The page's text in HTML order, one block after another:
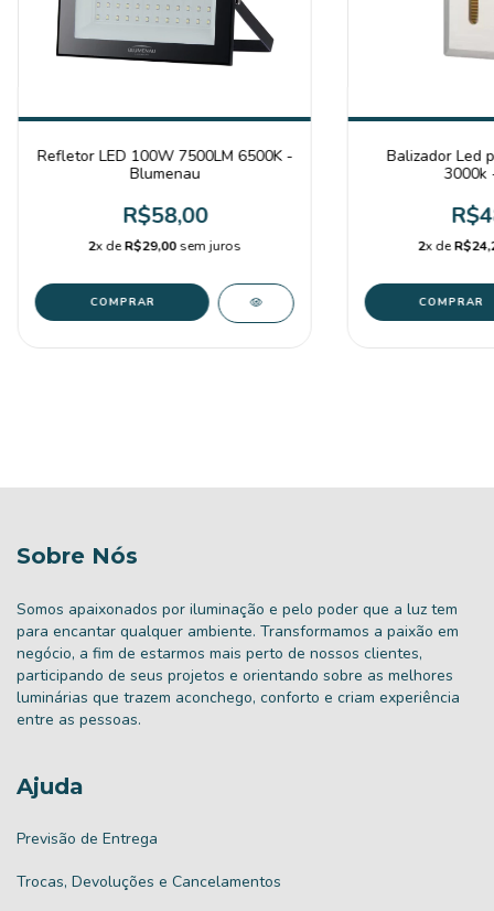
Refletor LED 100W 7500LM 6500K -
Blumenau
R$58,00
2x deR$29,00sem juros
Balizador Led
3000k
2x de
Sobre Nós
Somos apaixonados por iluminação e pelo poder que a luz tem
para encantar qualquer ambiente. Transformamos a paixão em
negócio, a fim de estarmos mais perto de nossos clientes,
participando de seus projetos e orientando sobre as melhores
luminárias que trazem aconchego, conforto e criam experiência
entre as pessoas.
Ajuda
Previsão de Entrega
Trocas, Devoluções e Cancelamentos